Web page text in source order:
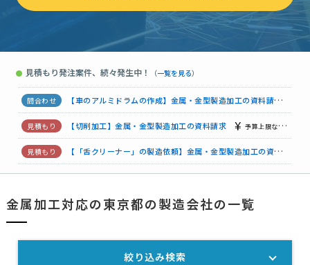
● 見積もり発注案件、続々発生中！ （一覧を見る）
【特注寸法のH鋼の制作依頼】金属・金型製造加工の資料請求
金属・金型製造加工の資料請求 予算上限なし 東京都
金属・金型製造加工の資料請求
【車のグレードアップパーツの作成】金属・金型製造加工の資料請求
【車のアルミドラムの作成】金属・金型製造加工の資料請求
【切削加工】金属・金型製造加工の資料請求 予算上限なし
【「舌クリーナー」の製造依頼】金属・金型製造加工の資料請求
金属・金型製造加工の資料請求 30万円まで 東京都
金属加工対応の東京都の製造会社の一覧
絞り込み検索